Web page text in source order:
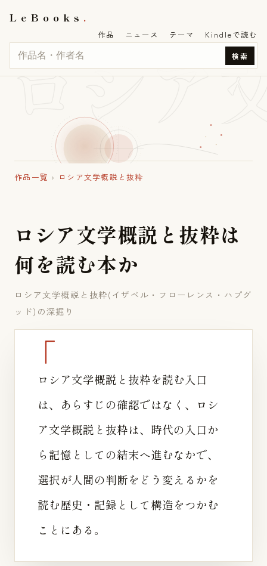
LeBooks
検索
作品 ニュース テーマ Kindleで読む
ロシア
作品一覧 › ロシア文学概説と抜粋
ロ シア文学概説 と 抜粋は
何を読む本か
ロシア文学概説と抜粋(イザベル・フローレンス・ハプグ
ッド)の深掘り
ロシア文学概説と抜粋を読む入口
は、あらすじの確認ではなく、ロシ
ア文学概説と抜粋は、時代の入口か
ら記憶としての結末へ進むなかで、
選択が人間の判断をどう変えるかを
読む歴史・記録として構造をつかむ
ことにある。